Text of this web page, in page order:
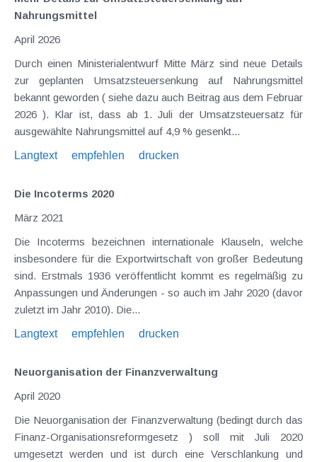
Nahrungsmittel
April 2026
Durch einen Ministerialentwurf Mitte März sind neue Details
zur geplanten Umsatzsteuersenkung auf Nahrungsmittel
bekannt geworden ( siehe dazu auch Beitrag aus dem Februar
2026 ). Klar ist, dass ab 1. Juli der Umsatzsteuersatz für
ausgewählte Nahrungsmittel auf 4,9 % gesenkt...
Langtext
empfehlen drucken
Die Incoterms 2020
März 2021
Die Incoterms bezeichnen internationale Klauseln, welche
insbesondere für die Exportwirtschaft von großer Bedeutung
sind. Erstmals 1936 veröffentlicht kommt es regelmäßig zu
Anpassungen und Änderungen - so auch im Jahr 2020 (davor
zuletzt im Jahr 2010). Die...
Langtext
empfehlen drucken
Neuorganisation der Finanzverwaltung
April 2020
Die Neuorganisation der Finanzverwaltung (bedingt durch das
Finanz-Organisationsreformgesetz ) soll mit Juli 2020
umgesetzt werden und ist durch eine Verschlankung und